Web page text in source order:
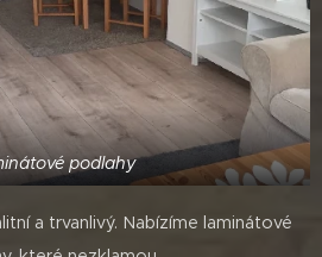
podlahy
a trvanlivý. Nabízíme laminátové